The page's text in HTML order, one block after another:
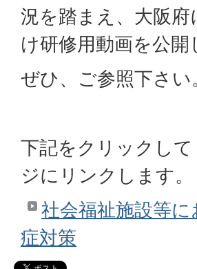
況を踏まえ、大阪
け研修用動画を公開
ぜひ、ご参照下さい
下記をクリックし
ジにリンクします。
社会福祉施設等
症対策